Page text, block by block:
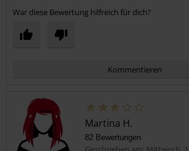
War diese Bewertung hilfreich für dich?
Kommentieren
Martina H.
82 Bewertungen